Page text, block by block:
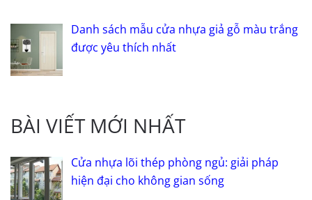
Danh sách mẫu cửa nhựa giả gỗ màu trắng
được yêu thích nhất
BÀI VIẾT MỚI NHẤT
Cửa nhựa lõi thép phòng ngủ: giải pháp
hiện đại cho không gian sống